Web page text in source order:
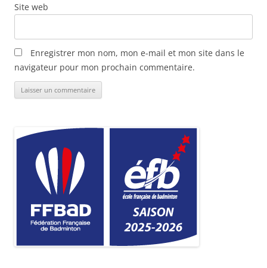
Site web
Enregistrer mon nom, mon e-mail et mon site dans le
navigateur pour mon prochain commentaire.